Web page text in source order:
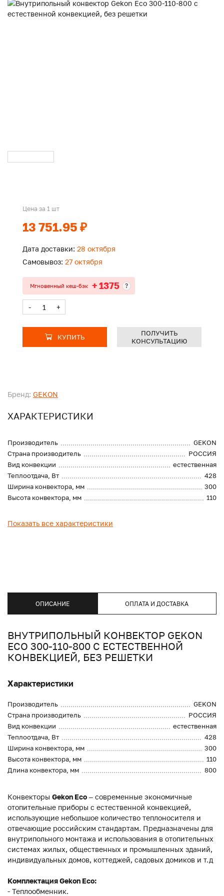
Бренд: GEKON
ХАРАКТЕРИСТИКИ
Производитель
GEKON
Страна производитель
РОССИЯ
Вид конвекции
естественная
Теплоотдача, Вт
428
Ширина конвектора, мм
300
Высота конвектора, мм
110
Показать все характеристики
Цена за 1 шт
13 751.95 ₽
Дата доставки: 28 октября
Самовывоз: 27 октября
Мгновенный кеш-бэк + 1375 ?
- +
КУПИТЬ
ПОЛУЧИТЬ
КОНСУЛЬТАЦИЮ
ОПИСАНИЕ ОПЛАТА И ДОСТАВКА
ВНУТРИПОЛЬНЫЙ КОНВЕКТОР GEKON
ECO 300-110-800 С ЕСТЕСТВЕННОЙ
КОНВЕКЦИЕЙ, БЕЗ РЕШЕТКИ
Характеристики
Производитель
GEKON
Страна производитель
РОССИЯ
Вид конвекции
естественная
Теплоотдача, Вт
428
Ширина конвектора, мм
300
Высота конвектора, мм
110
Длина конвектора, мм
800
Конвекторы Gekon Eco – современные экономичные
отопительные приборы с естественной конвекцией,
использующие небольшое количество теплоносителя и
отвечающие российским стандартам. Предназначены для
внутрипольного монтажа и использования в отопительных
системах жилых, общественных и промышленных зданий,
индивидуальных домов, коттеджей, садовых домиков и т.д
Комплектация Gekon Eco:
- Теплообменник.